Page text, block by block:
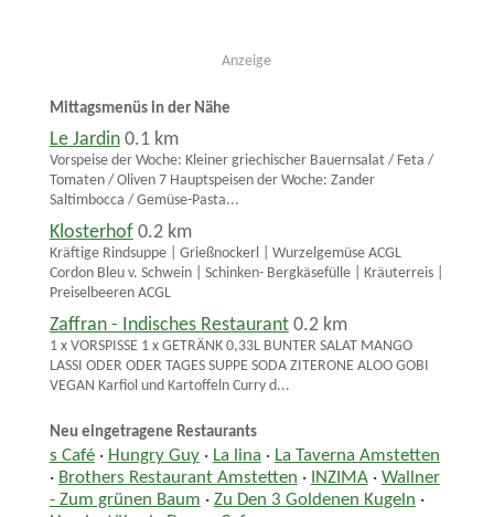
Anzeige
Mittagsmenüs in der Nähe
Le Jardin 0.1 km
Vorspeise der Woche: Kleiner griechischer Bauernsalat / Feta /
Tomaten / Oliven 7 Hauptspeisen der Woche: Zander
Saltimbocca / Gemüse-Pasta...
Klosterhof 0.2 km
Kräftige Rindsuppe | Grießnockerl | Wurzelgemüse ACGL
Cordon Bleu v. Schwein | Schinken- Bergkäsefülle | Kräuterreis |
Preiselbeeren ACGL
Zaffran - Indisches Restaurant 0.2 km
1 x VORSPISSE 1 x GETRÄNK 0,33L BUNTER SALAT MANGO
LASSI ODER ODER TAGES SUPPE SODA ZITERONE ALOO GOBI
VEGAN Karfiol und Kartoffeln Curry d...
Neu eingetragene Restaurants
s Café· Hungry Guy· La lina · La Taverna Amstetten
· Brothers Restaurant Amstetten · INZIMA· Wallner
- Zum grünen Baum · Zu Den 3 Goldenen Kugeln ·